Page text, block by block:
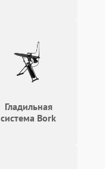
Гладильная
система Bork